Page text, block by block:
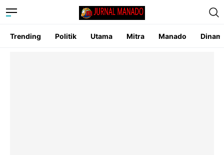
Trending Politik Utama Mitra Manado